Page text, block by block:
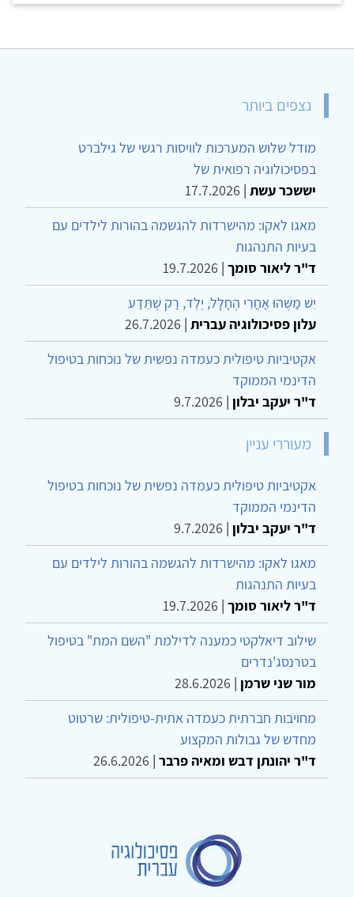
נצפים ביותר
מודל שלוש המערכות לוויסות רגשי של גילברט
בפסיכולוגיה רפואית של
יששכר עשת |
17.7.2026
מאגו לאקו: מהישרדות להגשמה בהורות לילדים עם
בעיות התנהגות
ד"ר ליאור סומך |
19.7.2026
יֵשׁ מַשֶּׁהוּ אַחֲרֵי הֶחָלָל, יֶלֶד, רַק שֶׁתֵּדַע
עלון פסיכולוגיה עברית |
26.7.2026
אקטיביות טיפולית כעמדה נפשית של נוכחות בטיפול
הדינמי הממוקד
ד"ר יעקב יבלון |
9.7.2026
מעוררי עניין
אקטיביות טיפולית כעמדה נפשית של נוכחות בטיפול
הדינמי הממוקד
ד"ר יעקב יבלון |
9.7.2026
מאגו לאקו: מהישרדות להגשמה בהורות לילדים עם
בעיות התנהגות
ד"ר ליאור סומך |
19.7.2026
שילוב דיאלקטי כמענה לדילמת "השם המת" בטיפול
בטרנסג'נדרים
מור שני שרמן |
28.6.2026
מחויבות חברתית כעמדה אתית-טיפולית: שרטוט
מחדש של גבולות המקצוע
ד"ר יהונתן דבש ומאיה פרבר |
26.6.2026